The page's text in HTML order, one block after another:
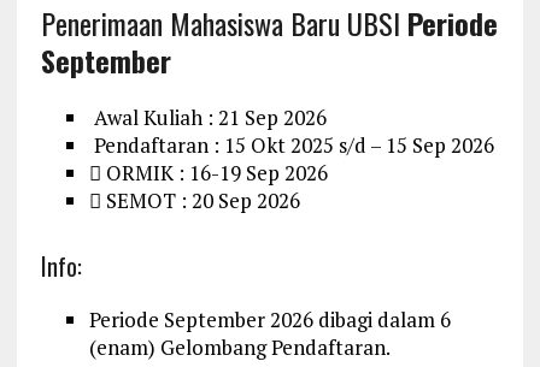
Penerimaan Mahasiswa Baru UBSI Periode
September
Awal Kuliah : 21 Sep 2026
Pendaftaran : 15 Okt 2025 s/d – 15 Sep 2026
ORMIK : 16-19 Sep 2026
SEMOT : 20 Sep 2026
Info:
Periode September 2026 dibagi dalam 6
(enam) Gelombang Pendaftaran.